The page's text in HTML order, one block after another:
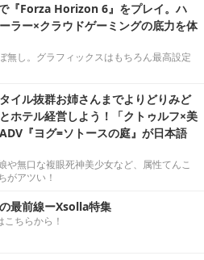
『Forza Horizon 6』をプレイ。ハ
ラー×クラウドゲーミングの底力を体
無し。グラフィックスはもちろん最高設定
イル抜群お姉さんまでよりどりみど
ホテル経営しよう！「クトゥルフ×美
『ヨグ=ソトースの庭』が日本語
や無口な複眼死神美少女など、属性てんこ
がアツい！
最前線ーXsolla特集
ちらから！